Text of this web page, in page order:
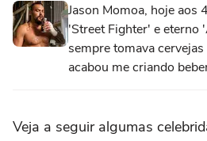
Jason Momoa, hoje aos
'Street Fighter' e eterno
sempre tomava
acabou me criando
Veja a seguir algumas